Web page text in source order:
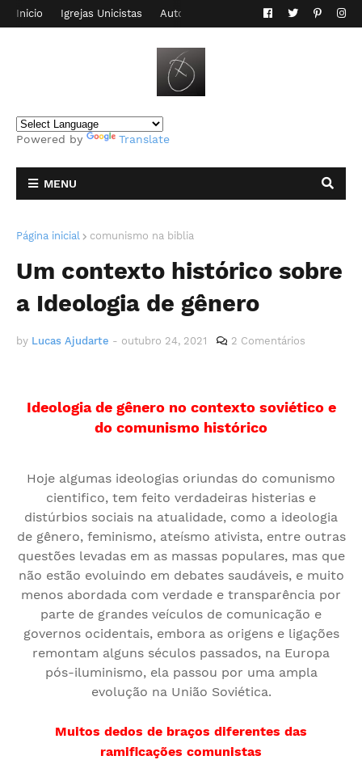
Inicio Igrejas Unicistas Autor do Blog Contato
Powered by Translate
MENU
Página inicial comunismo na biblia
Um contexto histórico sobre
a Ideologia de gênero
by Lucas Ajudarte - outubro 24, 2021 2 Comentários
Ideologia de gênero no contexto soviético e
do comunismo histórico
Hoje algumas ideologias oriundas do comunismo
cientifico, tem feito verdadeiras histerias e
distúrbios sociais na atualidade, como a ideologia
de gênero, feminismo, ateísmo ativista, entre outras
questões levadas em as massas populares, mas que
não estão evoluindo em debates saudáveis, e muito
menos abordada com verdade e transparência por
parte de grandes veículos de comunicação e
governos ocidentais, embora as origens e ligações
remontam alguns séculos passados, na Europa
pós-iluminismo, ela passou por uma ampla
evolução na União Soviética.
Muitos dedos de braços diferentes das
ramificações comunistas